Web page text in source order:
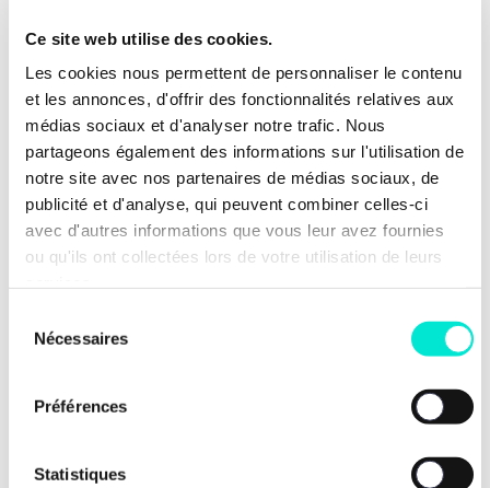
Ce site web utilise des cookies.
Les cookies nous permettent de personnaliser le contenu
et les annonces, d'offrir des fonctionnalités relatives aux
médias sociaux et d'analyser notre trafic. Nous
partageons également des informations sur l'utilisation de
notre site avec nos partenaires de médias sociaux, de
publicité et d'analyse, qui peuvent combiner celles-ci
avec d'autres informations que vous leur avez fournies
ou qu'ils ont collectées lors de votre utilisation de leurs
Nécessaires
Préférences
Statistiques
durables et 2,43 millions d’euros pour
soutenir les dispositifs du « coups de
pouce ».
Notre ministre de la Santé et de
l’Environnement,Yves Coppieters,
résume l’ambition :« La feuille de route
repose sur un principe fondamental :
l’alimentation est un déterminant majeur
de santé et un levier clé de transition
l’accessibilité et la qualité des repas
respect de la saisonnalité, suivant des
Wallonie améliore concrètement